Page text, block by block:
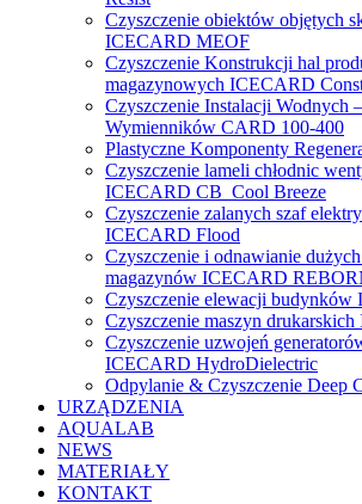
Czyszczenie obiektów objętych
ICECARD MEOF
Czyszczenie Konstrukcji hal
magazynowych ICECARD
Czyszczenie Instalacji Wodnych
Wymienników CARD 100-400
Plastyczne Komponenty
Czyszczenie lameli chłodnic
ICECARD CB Cool Breeze
Czyszczenie zalanych szaf
ICECARD Flood
Czyszczenie i odnawianie
magazynów ICECARD
Czyszczenie elewacji budynków
Czyszczenie maszyn
Czyszczenie uzwojeń
ICECARD HydroDielectric
Odpylanie & Czyszczenie Deep
URZĄDZENIA
AQUALAB
NEWS
MATERIAŁY
KONTAKT